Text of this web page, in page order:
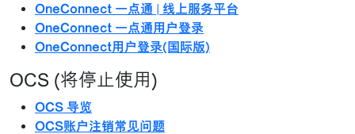
OneConnect 一点通 | 线上服务平台
OneConnect 一点通用户登录
OneConnect用户登录(国际版)
OCS (将停止使用)
OCS 导览
OCS账户注销常见问题